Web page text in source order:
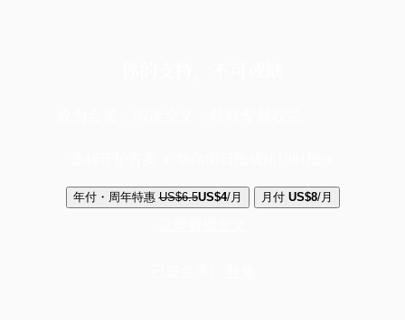
年付・周年特惠 US$6.5US$4/月 月付 US$8/月